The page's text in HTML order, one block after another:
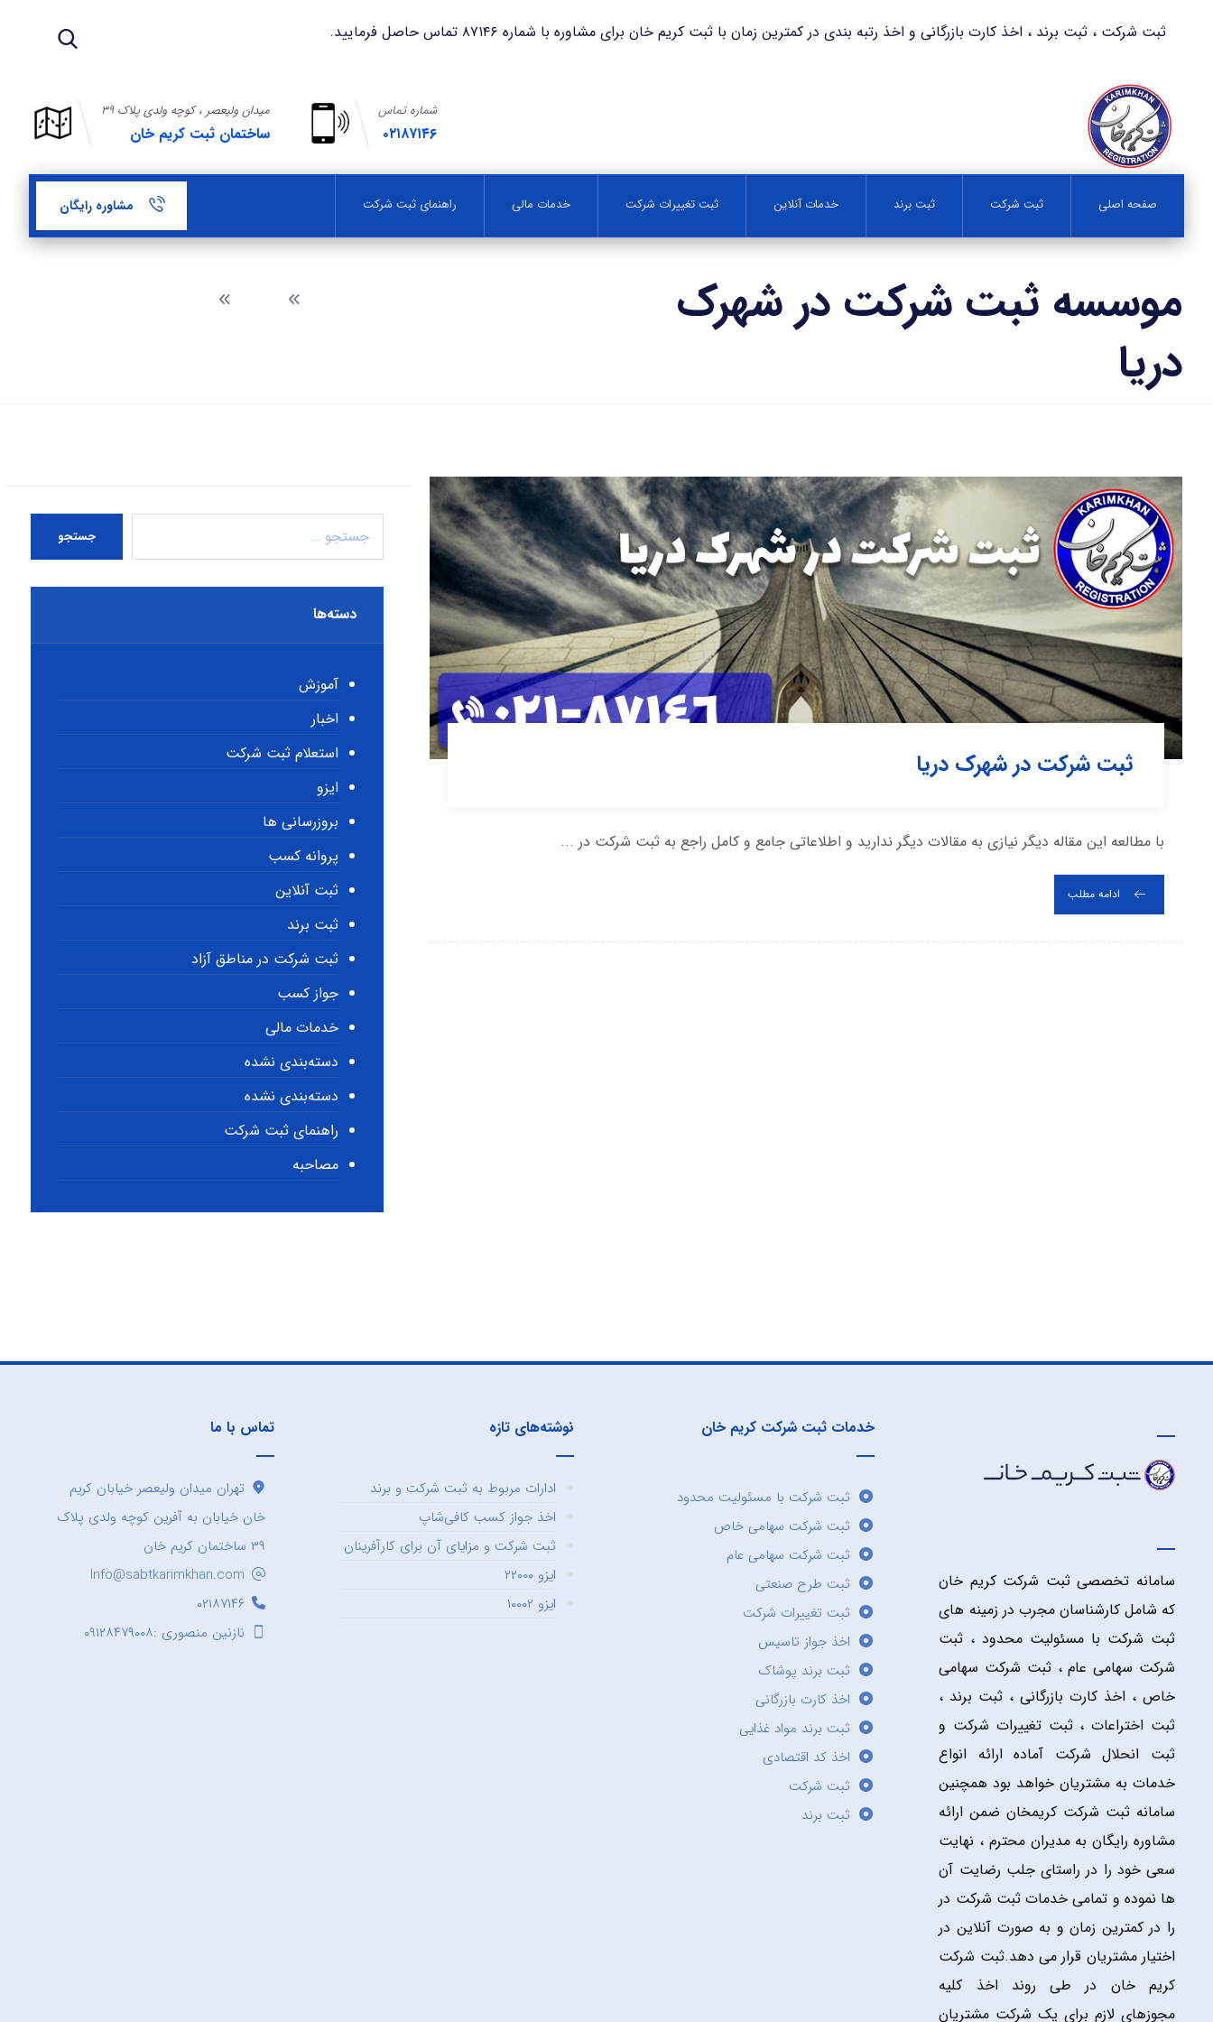
ثبت شرکت ، ثبت برند ، اخذ کارت بازرگانی و اخذ رتبه بندی در کمترین زمان با ثبت کریم خان برای مشاوره با شماره ۸۷۱۴۶ تماس حاصل فرمایید.
میدان ولیعصر ، کوچه ولدی پلاک ۳۹
ساختمان ثبت کریم خان
شماره تماس
۰۲۱۸۷۱۴۶
صفحه اصلی ثبت شرکت ثبت برند خدمات آنلاین ثبت تغییرات شرکت خدمات مالی راهنمای ثبت شرکت مشاوره رایگان
موسسه ثبت شرکت در شهرک
دریا
ثبت شرکت در شهرک دریا
با مطالعه این مقاله دیگر نیازی به مقالات دیگر ندارید و اطلاعاتی جامع و کامل راجع به ثبت شرکت در ...
ادامه مطلب
جستجو
دسته‌ها
آموزش
اخبار
استعلام ثبت شرکت
ایزو
بروزرسانی ها
پروانه کسب
ثبت آنلاین
ثبت برند
ثبت شرکت در مناطق آزاد
جواز کسب
خدمات مالی
دسته‌بندی نشده
دسته‌بندی نشده
راهنمای ثبت شرکت
مصاحبه
سامانه تخصصی ثبت شرکت کریم خان
که شامل کارشناسان مجرب در زمینه های
ثبت شرکت با مسئولیت محدود ، ثبت
شرکت سهامی عام ، ثبت شرکت سهامی
خاص ، اخذ کارت بازرگانی ، ثبت برند ،
ثبت اختراعات ، ثبت تغییرات شرکت و
ثبت انحلال شرکت آماده ارائه انواع
خدمات به مشتریان خواهد بود همچنین
سامانه ثبت شرکت کریمخان ضمن ارائه
مشاوره رایگان به مدیران محترم ، نهایت
سعی خود را در راستای جلب رضایت آن
ها نموده و تمامی خدمات ثبت شرکت در
را در کمترین زمان و به صورت آنلاین در
اختیار مشتریان قرار می دهد.ثبت شرکت
کریم خان در طی روند اخذ کلیه
مجوزهای لازم برای یک شرکت مشتریان
خدمات ثبت شرکت کریم خان
ثبت شرکت با مسئولیت محدود
ثبت شرکت سهامی خاص
ثبت شرکت سهامی عام
ثبت طرح صنعتی
ثبت تغییرات شرکت
اخذ جواز تاسیس
ثبت برند پوشاک
اخذ کارت بازرگانی
ثبت برند مواد غذایی
اخذ کد اقتصادی
ثبت شرکت
ثبت برند
نوشته‌های تازه
ادارات مربوط به ثبت شرکت و برند
اخذ جواز کسب کافی‌شاپ
ثبت شرکت و مزایای آن برای کارآفرینان
ایزو ۲۲۰۰۰
ایزو ۱۰۰۰۲
تماس با ما
تهران میدان ولیعصر خیابان کریم
خان خیابان به آفرین کوچه ولدی پلاک
۳۹ ساختمان کریم خان
Info@sabtkarimkhan.com
۰۲۱۸۷۱۴۶
نازنین منصوری :۰۹۱۲۸۴۷۹۰۰۸